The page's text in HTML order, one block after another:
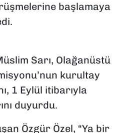
başlamaya
Sarı, Olağanüstü
kurultay
1 Eylül itibarıyla
duyurdu.
Özgür Özel, “Ya bir